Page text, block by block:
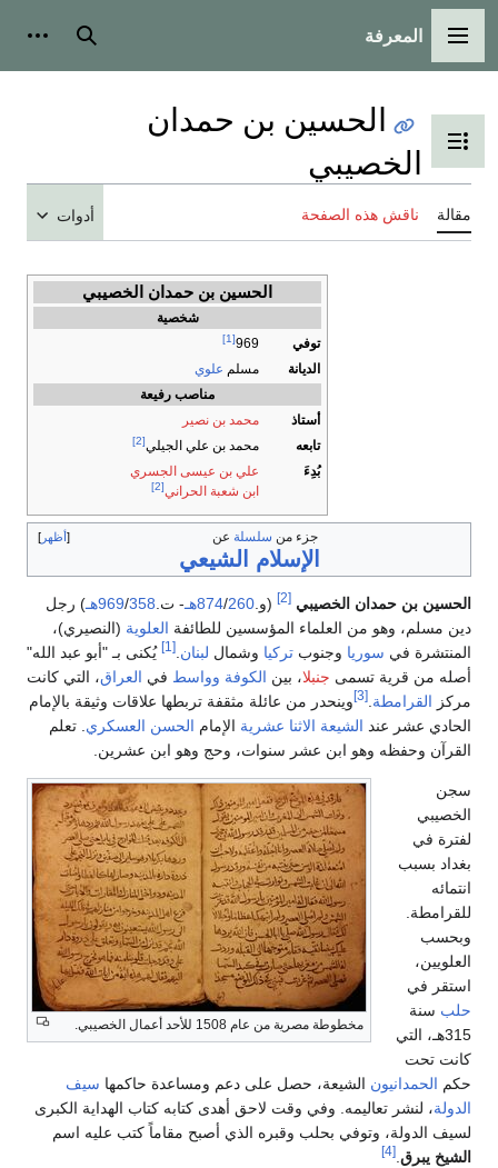
القائمة الرئيسية
المعرفة بحث
تبديل عرض جدول المحتويات
الحسين بن حمدان
الخصيبي
مقالة ناقش هذه الصفحة أدوات
الحسين بن حمدان الخصيبي
شخصية
توفي
969
[1]
الديانة مسلم علوي
مناصب رفيعة
أستاذ
محمد بن نصير
تابعه
محمد بن علي الجيلي[2]
بُدِءَ
علي بن عيسى الجسري
ابن شعبة الحراني[2]
أظهر جزء من سلسلة عن
الإسلام الشيعي
الحسين بن حمدان الخصيبي [2] (و. 874/260هـ - ت. 969/358هـ
) رجل
دين مسلم، وهو من العلماء المؤسسين للطائفة العلوية (النصيري)،
المنتشرة في سوريا وجنوب تركيا وشمال لبنان [1]
يُكنى بـ "أبو عبد الله"
أصله من قرية تسمى جنبلا، بين الكوفة وواسط في العراق، التي كانت
مركز القرامطة [3]
وينحدر من عائلة مثقفة تربطها علاقات وثيقة بالإمام
الحادي عشر عند الشيعة الاثنا عشرية الإمام الحسن العسكري . تعلم
القرآن وحفظه وهو ابن عشر سنوات، وحج وهو ابن عشرين.
مخطوطة مصرية من عام 1508 للأحد أعمال الخصيبي.
سجن
الخصيبي
لفترة في
بغداد بسبب
انتمائه
للقرامطة.
وبحسب
العلويين،
استقر في
حلب سنة
315هـ، التي
كانت تحت
حكم الحمدانيون الشيعة، حصل على دعم ومساعدة حاكمها سيف
الدولة، لنشر تعاليمه. وفي وقت لاحق أهدى كتابه كتاب الهداية الكبرى
لسيف الدولة، وتوفي بحلب وقبره الذي أصبح مقاماً كتب عليه اسم
الشيخ يبرق [4]